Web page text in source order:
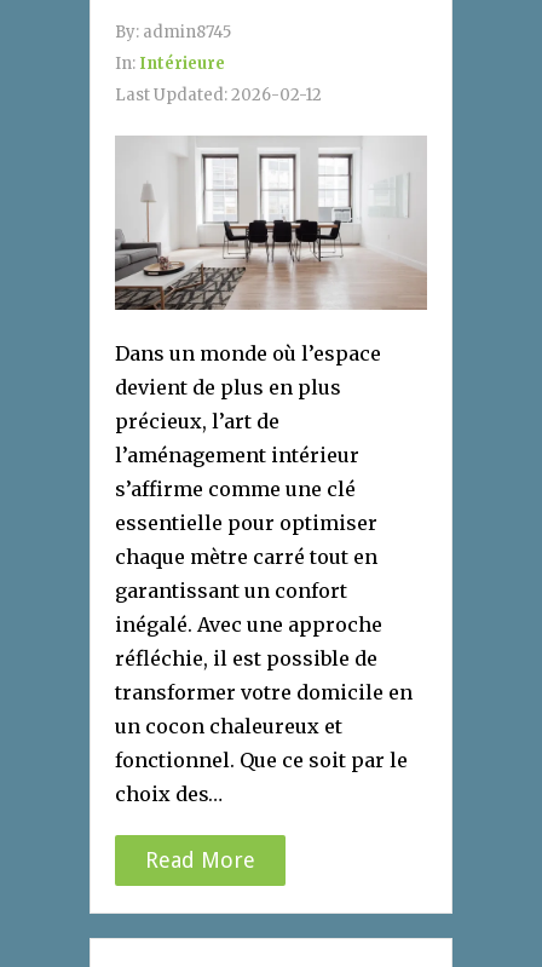
By: admin8745
In: Intérieure
Last Updated:2026-02-12
Dans un monde où l’espace
devient de plus en plus
précieux, l’art de
l’aménagement intérieur
s’affirme comme une clé
essentielle pour optimiser
chaque mètre carré tout en
garantissant un confort
inégalé. Avec une approche
réfléchie, il est possible de
transformer votre domicile en
un cocon chaleureux et
fonctionnel. Que ce soit par le
choix des…
Read More